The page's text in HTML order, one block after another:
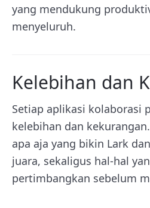
yang mendukung
menyeluruh.
Kelebihan dan
Setiap aplikasi kolaborasi
kelebihan dan
apa aja yang bikin Lark
juara, sekaligus hal-hal
pertimbangkan sebelum